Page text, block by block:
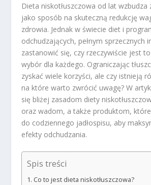
Dieta niskotłuszczowa od lat wzbudza
jako sposób na skuteczną redukcję
zdrowia. Jednak w świecie diet i
odchudzających, pełnym sprzecznych
zastanowić się, czy rzeczywiście jest
wybór dla każdego. Ograniczając
zyskać wiele korzyści, ale czy istnieją
na które warto zwrócić uwagę? W
się bliżej zasadom diety
oraz wadom, a także produktom,
do codziennego jadłospisu, aby
efekty odchudzania.
Spis treści
Co to jest dieta niskotłuszczowa?